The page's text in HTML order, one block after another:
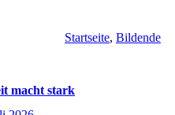
Startseite, Bildende
macht stark